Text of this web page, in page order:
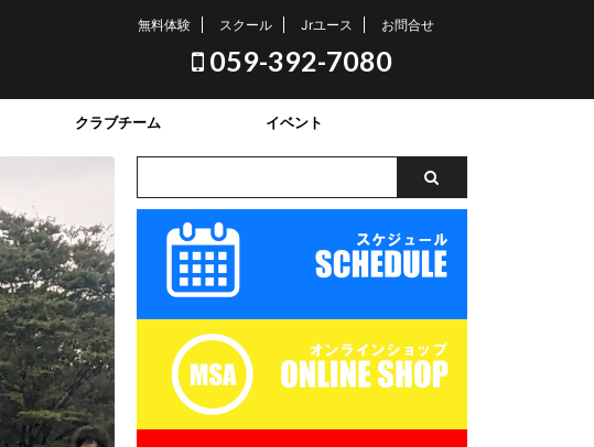
無料体験 スクール Jrユース お問合せ
059-392-7080
クラブチーム イベント